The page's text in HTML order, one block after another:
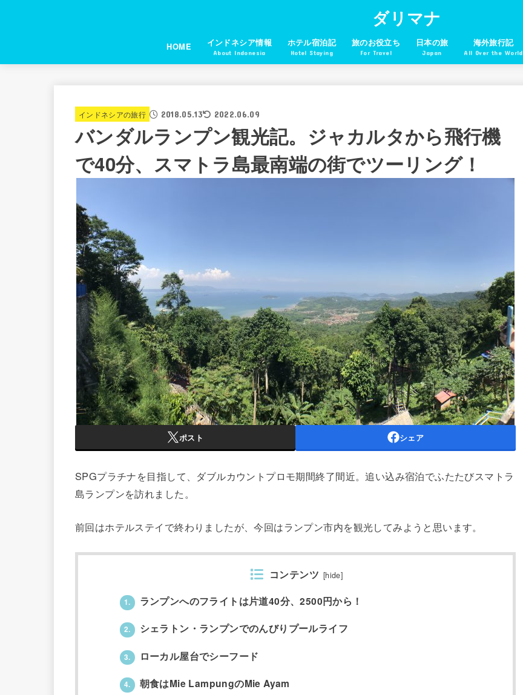
ダリマナ
HOME インドネシア情報
About Indonesia
ホテル宿泊記
Hotel Staying
旅のお役立ち
For Travel
日本の旅
Japan
海外旅行記
All Over the World
インドネシアの旅行 2018.05.13 2022.06.09
バンダルランプン観光記。ジャカルタから飛行機
で40分、スマトラ島最南端の街でツーリング！
ポスト シェア
SPGプラチナを目指して、ダブルカウントプロモ期間終了間近。追い込み宿泊でふたたびスマトラ
島ランプンを訪れました。
前回はホテルステイで終わりましたが、今回はランプン市内を観光してみようと思います。
コンテンツ [hide]
1. ランプンへのフライトは片道40分、2500円から！
2. シェラトン・ランプンでのんびりプールライフ
3. ローカル屋台でシーフード
4. 朝食はMie LampungのMie Ayam